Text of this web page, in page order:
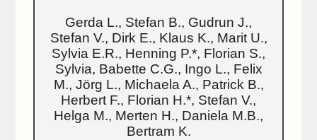
Gerda L., Stefan B., Gudrun J.,
Stefan V., Dirk E., Klaus K., Marit U.,
Sylvia E.R., Henning P.*, Florian S.,
Sylvia, Babette C.G., Ingo L., Felix
M., Jörg L., Michaela A., Patrick B.,
Herbert F., Florian H.*, Stefan V.,
Helga M., Merten H., Daniela M.B.,
Bertram K.